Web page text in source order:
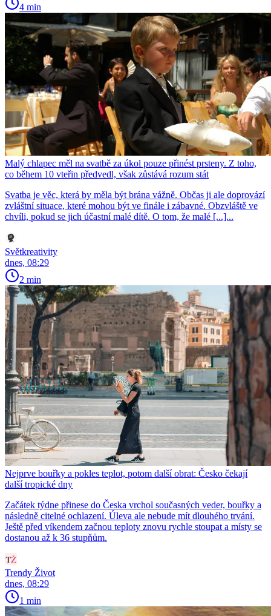
4 min
Malý chlapec měl na svatbě za úkol pouze přinést prsteny. Z toho,
co během 10 vteřin předvedl, však zůstává rozum stát
Svatba je věc, která by měla být brána vážně. Občas ji ale doprovází
zvláštní situace, které mohou být ve finále i zábavné. Obzvláště ve
chvíli, pokud se jich účastní malé dítě. O tom, že malé [...]...
Světkreativity
dnes, 08:29
2 min
Nejprve bouřky a pokles teplot, potom další obrat: Česko čekají
další tropické dny
Začátek týdne přinese do Česka vrchol současných veder, bouřky a
následně citelné ochlazení. Úleva ale nebude mít dlouhého trvání.
Ještě před víkendem začnou teploty znovu rychle stoupat a místy se
dostanou až k 36 stupňům.
Trendy Život
dnes, 08:29
1 min